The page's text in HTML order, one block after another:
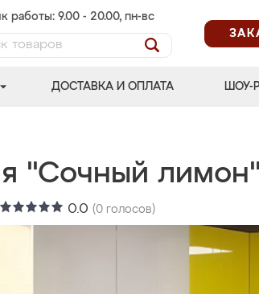
работы: 9.00 - 20.00, пн-вс
ДОСТАВКА И ОПЛАТА ШОУ-
"Сочный лимон"
0.0 (0 голосов)